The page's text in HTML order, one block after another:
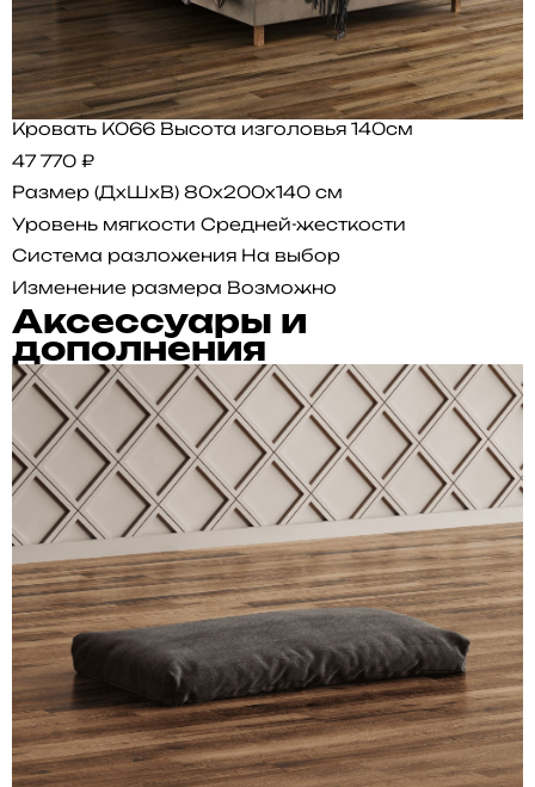
Кровать K066 Высота изголовья 140см
47 770 ₽
Размер (ДхШхВ) 80x200x140 см
Уровень мягкости Средней-жесткости
Система разложения На выбор
Изменение размера Возможно
Аксессуары и
дополнения